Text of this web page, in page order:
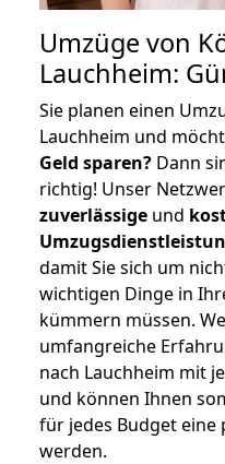
Umzüge von
Lauchheim:
Sie planen einen
Lauchheim und
Geld sparen? Dann
richtig! Unser
zuverlässige und
damit Sie sich um
wichtigen Dinge in
kümmern müssen.
umfangreiche
nach Lauchheim mit
und können Ihnen
für jedes Budget eine
werden.